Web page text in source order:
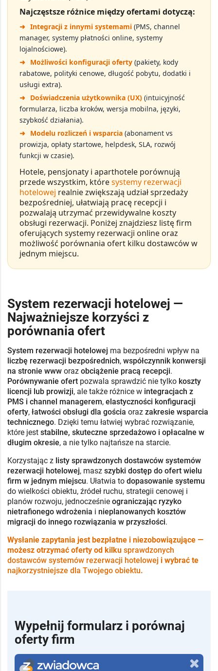
Najczęstsze różnice między ofertami dotyczą:
➜ Integracji z innymi systemami (PMS, channel
manager, systemy płatności online, systemy
lojalnościowe).
➜ Możliwości konfiguracji oferty (pakiety, kody
rabatowe, polityki cenowe, długość pobytu, dodatki i
usługi extra).
➜ Doświadczenia użytkownika (UX) (intuicyjność
formularza, liczba kroków, wersja mobilna, języki,
szybkość działania).
➜ Modelu rozliczeń i wsparcia (abonament vs
prowizja, opłaty startowe, helpdesk, SLA, rozwój
funkcji w czasie).
Hotele, pensjonaty i aparthotele porównują
przede wszystkim, któresystemy rezerwacji
hotelowej realnie zwiększają udziałsprzedaży
bezpośredniej, ułatwiają pracę recepcji i
pozwalają utrzymać przewidywalne koszty
obsługi rezerwacji. Poniżej znajdziesz listę firm
oferujących systemy rezerwacji online oraz
możliwość porównania ofert kilku dostawców w
jednym miejscu.
System rezerwacji hotelowej —
Najważniejsze korzyści z
porównania ofert
System rezerwacji hotelowej ma bezpośredni wpływ na
liczbę rezerwacji bezpośrednich, współczynnik konwersji
na stronie www oraz obciążenie pracą recepcji.
Porównywanie ofert pozwala sprawdzić nie tylko koszty
licencji lub prowizji, ale także różnice w integracjach z
PMS i channel managerem, elastyczności konfiguracji
oferty, łatwości obsługi dla gościa oraz zakresie wsparcia
technicznego. Dzięki temu łatwiej wybrać rozwiązanie,
które jest stabilne, skuteczne sprzedażowo i opłacalne w
długim okresie, a nie tylko najtańsze na starcie.
Korzystając z listy sprawdzonych dostawców systemów
rezerwacji hotelowej, masz szybki dostęp do ofert wielu
firm w jednym miejscu. Ułatwia to dopasowanie systemu
do wielkości obiektu, źródeł ruchu, strategii cenowej i
planów rozwoju, jednocześnie ograniczając ryzyko
nietrafionego wdrożenia i nieplanowanych kosztów
migracji do innego rozwiązania w przyszłości.
Wysłanie zapytania jest bezpłatne i niezobowiązujące —
możesz otrzymać oferty od kilku sprawdzonych
dostawców systemów rezerwacji hotelowej i wybrać te
najkorzystniejsze dla Twojego obiektu.
Wypełnij formularz i porównaj
oferty firm